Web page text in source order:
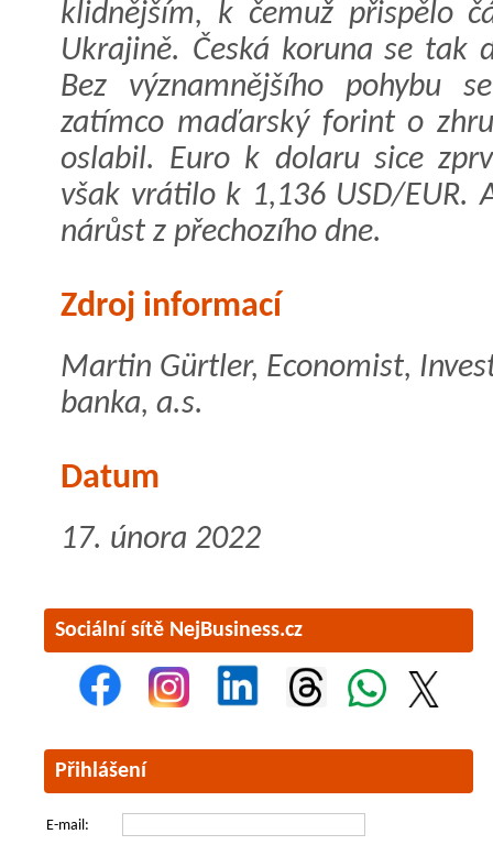
klidnějším, k čemuž přispělo
Ukrajině. Česká koruna se tak
Bez významnějšího pohybu
zatímco maďarský forint o
oslabil. Euro k dolaru sice
však vrátilo k 1,136 USD/EUR.
nárůst z přechozího dne.
Zdroj informací
Martin Gürtler, Economist,
banka, a.s.
Datum
17. února 2022
Sociální sítě NejBusiness.cz
Přihlášení
E-mail: